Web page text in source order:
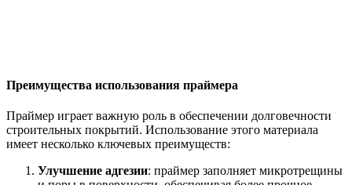
Преимущества использования праймера
Праймер играет важную роль в обеспечении долговечности
строительных покрытий. Использование этого материала
имеет несколько ключевых преимуществ:
Улучшение адгезии: праймер заполняет микротрещины